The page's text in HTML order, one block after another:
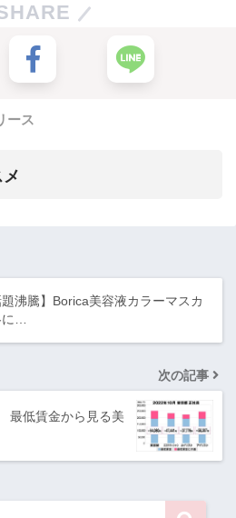
ース
題沸騰】Borica美容液カラーマスカ
に…
次の記事
最低賃金から見る美